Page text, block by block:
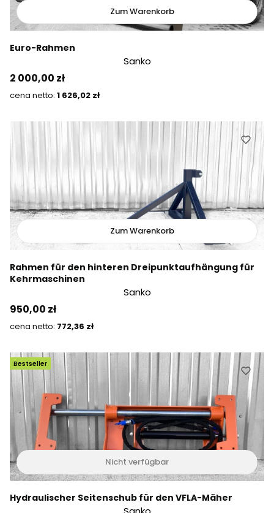
Zum Warenkorb
Euro-Rahmen
Sanko
Preis
2 000,00 zł
Preis
1 626,02 zł
Zum Warenkorb
Rahmen für den hinteren Dreipunktaufhängung für
Kehrmaschinen
Sanko
Preis
950,00 zł
Preis
772,36 zł
Bestseller
Nicht verfügbar
Hydraulischer Seitenschub für den VFLA-Mäher